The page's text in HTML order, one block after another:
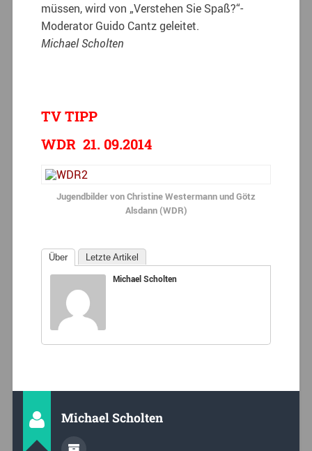
müssen, wird von „Verstehen Sie Spaß?“-
Moderator Guido Cantz geleitet.
Michael Scholten
TV TIPP
WDR 21. 09.2014
Jugendbilder von Christine Westermann und Götz
Alsdann (WDR)
Über Letzte Artikel
Michael Scholten
Michael Scholten